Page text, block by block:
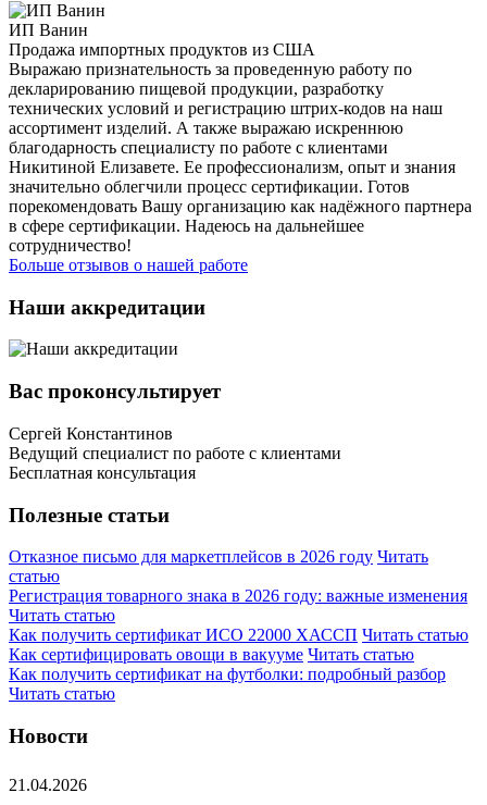
ИП Ванин
Продажа импортных продуктов из США
Выражаю признательность за проведенную работу по
декларированию пищевой продукции, разработку
технических условий и регистрацию штрих-кодов на наш
ассортимент изделий. А также выражаю искреннюю
благодарность специалисту по работе с клиентами
Никитиной Елизавете. Ее профессионализм, опыт и знания
значительно облегчили процесс сертификации. Готов
порекомендовать Вашу организацию как надёжного партнера
в сфере сертификации. Надеюсь на дальнейшее
сотрудничество!
Больше отзывов о нашей работе
Наши аккредитации
Вас проконсультирует
Сергей Константинов
Ведущий специалист по работе с клиентами
Бесплатная консультация
Полезные статьи
Отказное письмо для маркетплейсов в 2026 году Читать
статью
Регистрация товарного знака в 2026 году: важные изменения
Читать статью
Как получить сертификат ИСО 22000 ХАССП Читать статью
Как сертифицировать овощи в вакууме Читать статью
Как получить сертификат на футболки: подробный разбор
Читать статью
Новости
21.04.2026